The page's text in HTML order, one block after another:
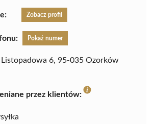
Zobacz profil
Pokaż numer
Listopadowa 6, 95-035 Ozorków
przez klientów: